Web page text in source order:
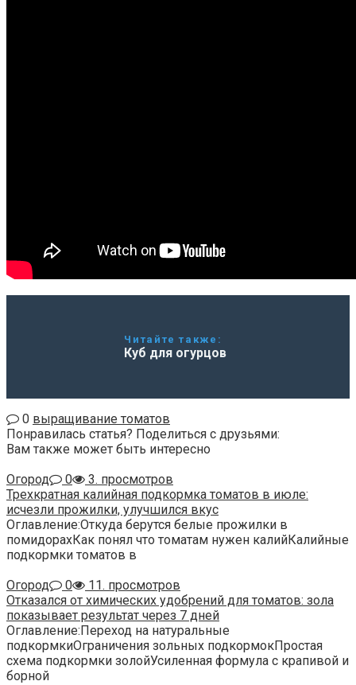
Читайте также:
Куб для огурцов
0 выращивание томатов
Понравилась статья? Поделиться с друзьями:
Вам также может быть интересно
Огород
0
3. просмотров
Трехкратная калийная подкормка томатов в июле:
исчезли прожилки, улучшился вкус
Оглавление:Откуда берутся белые прожилки в
помидорахКак понял что томатам нужен калийКалийные
подкормки томатов в
Огород
0
11. просмотров
Отказался от химических удобрений для томатов: зола
показывает результат через 7 дней
Оглавление:Переход на натуральные
подкормкиОграничения зольных подкормокПростая
схема подкормки золойУсиленная формула с крапивой и
борной